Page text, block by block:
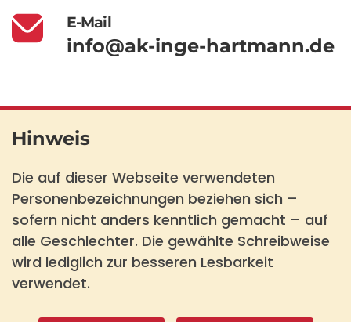
E-Mail
info@ak-inge-hartmann.de
Hinweis
Die auf dieser Webseite verwendeten
Personenbezeichnungen beziehen sich –
sofern nicht anders kenntlich gemacht – auf
alle Geschlechter. Die gewählte Schreibweise
wird lediglich zur besseren Lesbarkeit
verwendet.